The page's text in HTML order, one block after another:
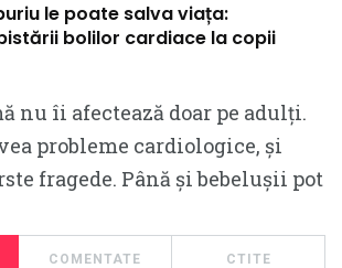
le poate salva viața:
bolilor cardiace la copii
nu îi afectează doar pe adulți.
probleme cardiologice, și
fragede. Până și bebelușii pot
COMENTATE CTITE